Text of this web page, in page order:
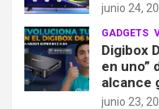
junio 24,
GADGETS
Digibox
en uno”
alcance
junio 23,